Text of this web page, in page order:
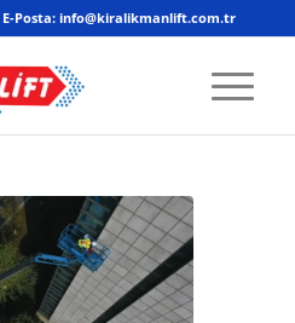
E-Posta: info@kiralikmanlift.com.tr